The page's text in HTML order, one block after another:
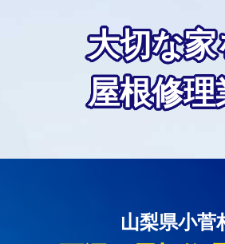
大切な
屋根修理
山梨県小菅